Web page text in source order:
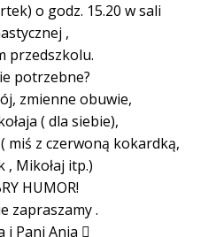
o godz. 15.20 w sali
,
przedszkolu.
potrzebne?
zmienne obuwie,
( dla siebie),
miś z czerwoną kokardką,
, Mikołaj itp.)
HUMOR!
zapraszamy .
i Pani Ania 